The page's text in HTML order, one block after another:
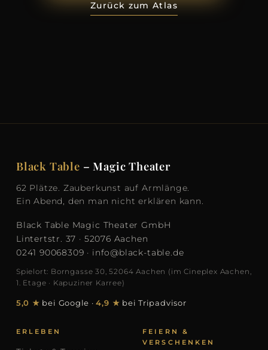
Zurück zum Atlas
Black Table – Magic Theater
62 Plätze. Zauberkunst auf Armlänge.
Ein Abend, den man nicht erklären kann.
Black Table Magic Theater GmbH
Lintertstr. 37 · 52076 Aachen
0241 90068309 · info@black-table.de
Spielort: Borngasse 30, 52064 Aachen (im Cineplex Aachen,
1. Etage · Kapuziner Karree)
5,0 ★ bei Google ·4,9 ★ bei Tripadvisor
ERLEBEN
FEIERN &
VERSCHENKEN